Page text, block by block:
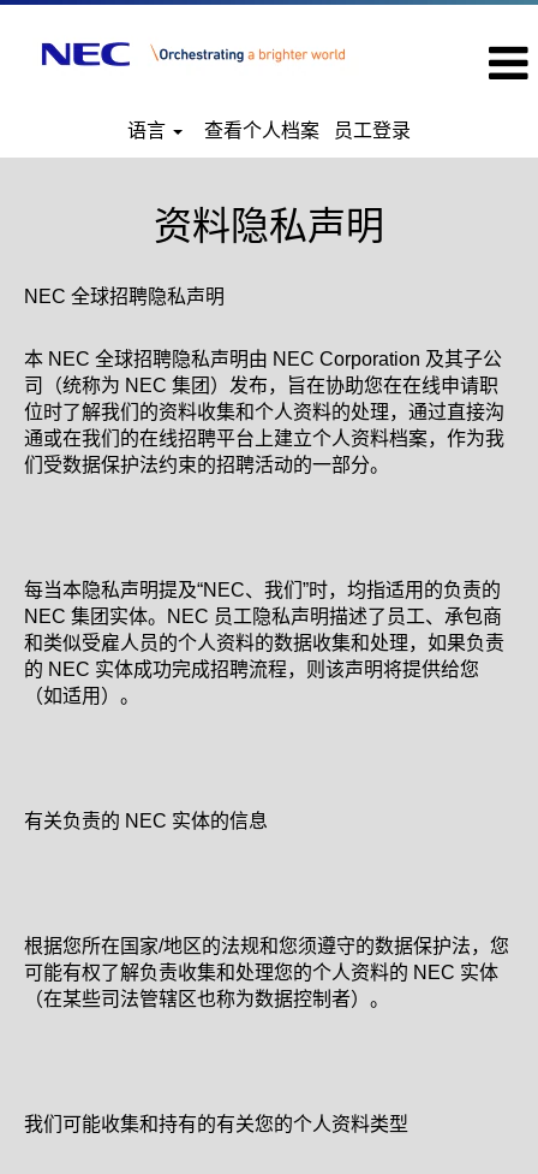
语言 查看个人档案 员工登录
资料隐私声明
NEC 全球招聘隐私声明
本 NEC 全球招聘隐私声明由 NEC Corporation 及其子公
司（统称为 NEC 集团）发布，旨在协助您在在线申请职
位时了解我们的资料收集和个人资料的处理，通过直接沟
通或在我们的在线招聘平台上建立个人资料档案，作为我
们受数据保护法约束的招聘活动的一部分。
每当本隐私声明提及“NEC、我们”时，均指适用的负责的
NEC 集团实体。NEC 员工隐私声明描述了员工、承包商
和类似受雇人员的个人资料的数据收集和处理，如果负责
的 NEC 实体成功完成招聘流程，则该声明将提供给您
（如适用）。
有关负责的 NEC 实体的信息
根据您所在国家/地区的法规和您须遵守的数据保护法，您
可能有权了解负责收集和处理您的个人资料的 NEC 实体
（在某些司法管辖区也称为数据控制者）。
我们可能收集和持有的有关您的个人资料类型